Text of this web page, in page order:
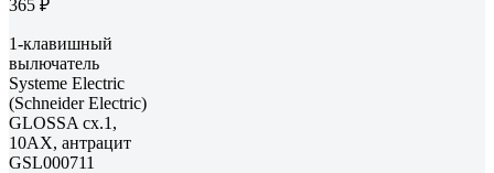
365 ₽
1-клавишный
вылючатель
Systeme Electric
(Schneider Electric)
GLOSSA сх.1,
10АХ, антрацит
GSL000711